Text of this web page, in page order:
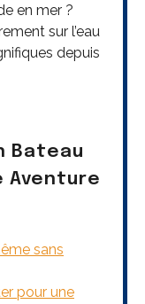
en mer ?
sur l’eau
depuis
Bateau
Aventure
sans
pour une